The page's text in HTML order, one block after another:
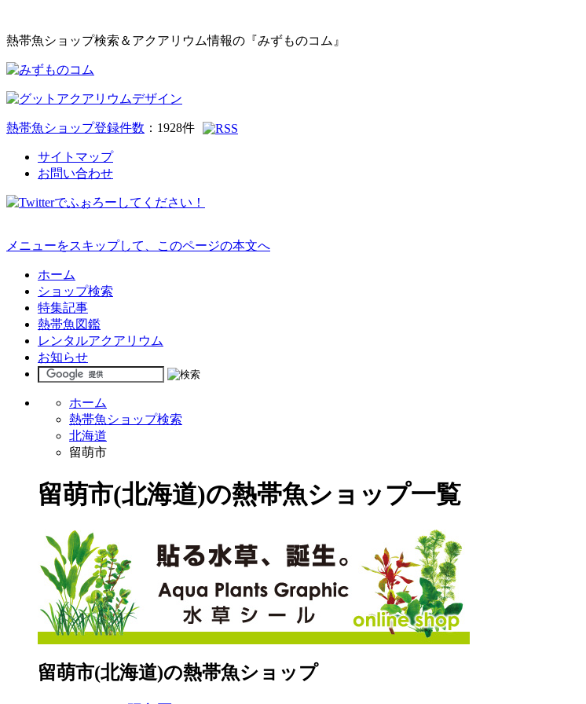
熱帯魚ショップ検索＆アクアリウム情報の『みずものコム』
熱帯魚ショップ登録件数 ： 1928件
サイトマップ
お問い合わせ
メニューをスキップして、このページの本文へ
ホーム
ショップ検索
特集記事
熱帯魚図鑑
レンタルアクアリウム
お知らせ
ホーム
熱帯魚ショップ検索
北海道
留萌市
留萌市(北海道)の熱帯魚ショップ一覧
留萌市(北海道)の熱帯魚ショップ